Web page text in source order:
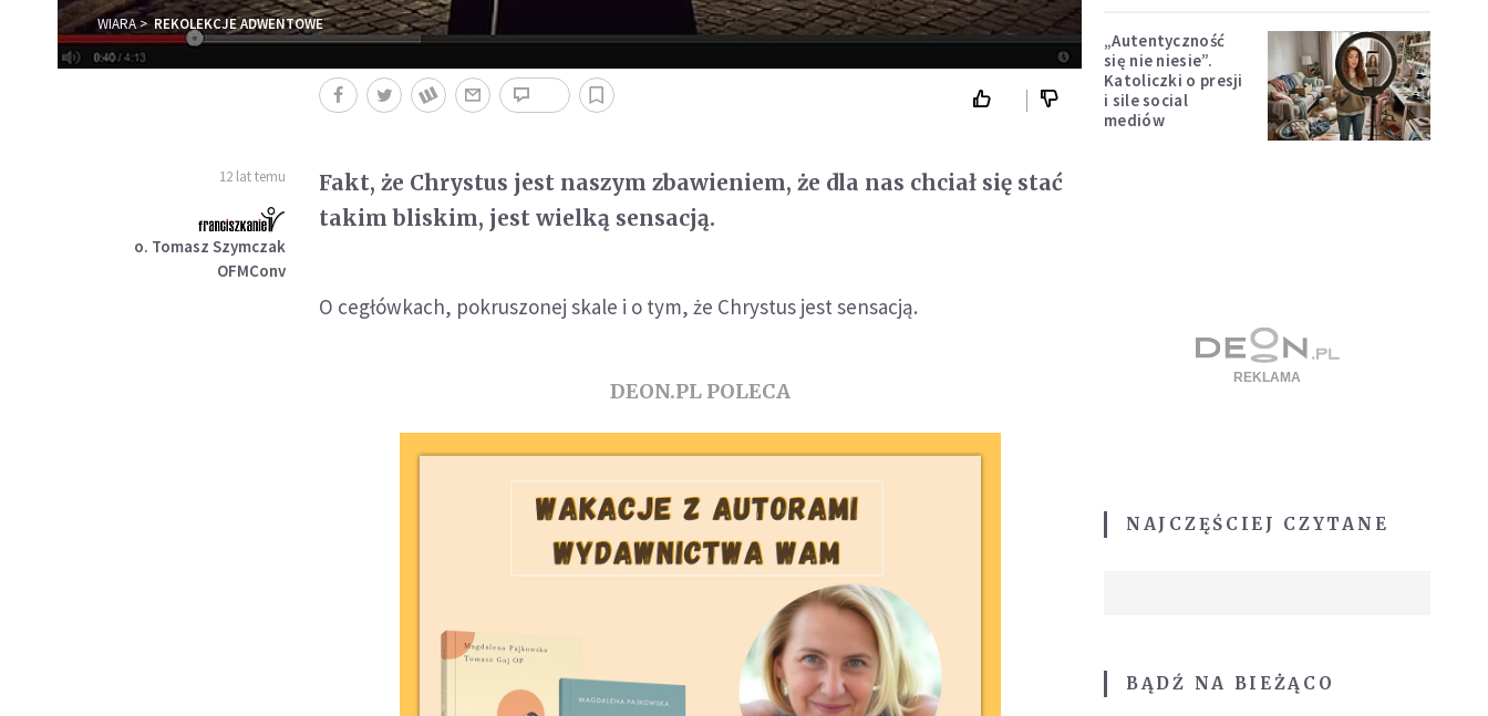
WIARA REKOLEKCJE ADWENTOWE
12 lat temu
o. Tomasz Szymczak
OFMConv
Fakt, że Chrystus jest naszym zbawieniem, że dla nas chciał się stać
takim bliskim, jest wielką sensacją.
O cegłówkach, pokruszonej skale i o tym, że Chrystus jest sensacją.
DEON.PL POLECA
„Autentyczność
się nie niesie”.
Katoliczki o presji
i sile social
mediów
NAJCZĘŚCIEJ CZYTANE
BĄDŹ NA BIEŻĄCO